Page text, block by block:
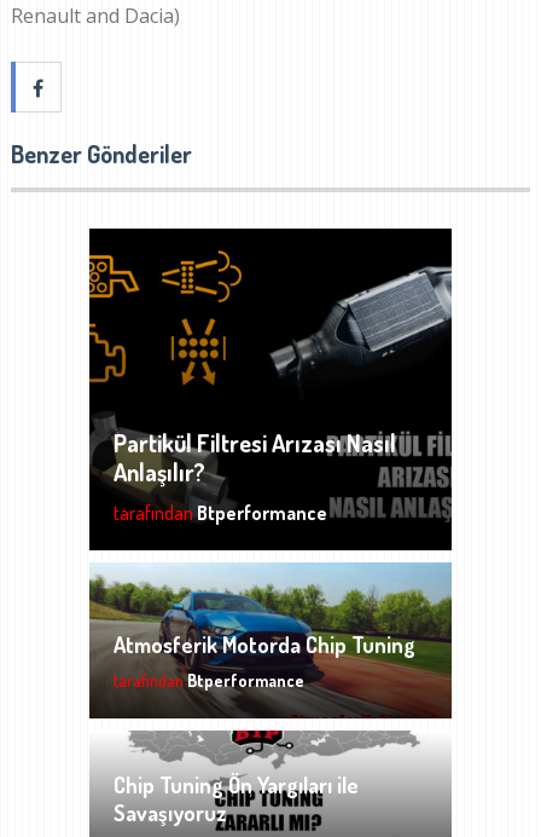
Renault and Dacia)
Benzer Gönderiler
Partikül Filtresi Arızası Nasıl
Anlaşılır?
tarafındanBtperformance
Atmosferik Motorda Chip Tuning
tarafındanBtperformance
Chip Tuning Ön Yargıları ile
Savaşıyoruz